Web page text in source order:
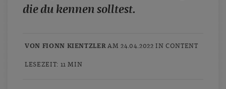
die du kennen solltest.
VON FIONN KIENTZLER AM 24.04.2022 IN CONTENT
LESEZEIT: 11 MIN